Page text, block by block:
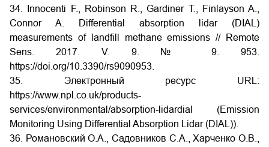
34. Innocenti F., Robinson R., Gardiner T., Finlayson A.,
Connor A. Differential absorption lidar (DIAL)
measurements of landfill methane emissions // Remote
Sens. 2017. V. 9. № 9. 953.
https://doi.org/10.3390/rs9090953.
35. Электронный ресурс URL:
https://www.npl.co.uk/products-
services/environmental/absorption-lidardial (Emission
Monitoring Using Differential Absorption Lidar (DIAL)).
36. Романовский О.А., Садовников С.А., Харченко О.В.,